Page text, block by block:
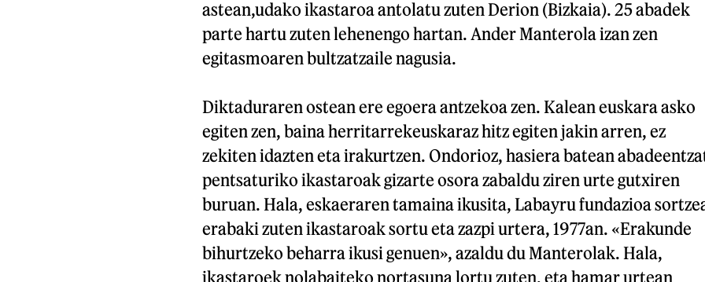
astean,udako ikastaroa antolatu zuten Derion (Bizkaia). 25 abadek
parte hartu zuten lehenengo hartan. Ander Manterola izan zen
egitasmoaren bultzatzaile nagusia.
Diktaduraren ostean ere egoera antzekoa zen. Kalean euskara asko
egiten zen, baina herritarrekeuskaraz hitz egiten jakin arren, ez
zekiten idazten eta irakurtzen. Ondorioz, hasiera batean
pentsaturiko ikastaroak gizarte osora zabaldu ziren urte gutxiren
buruan. Hala, eskaeraren tamaina ikusita, Labayru fundazioa
erabaki zuten ikastaroak sortu eta zazpi urtera, 1977an. «Erakunde
bihurtzeko beharra ikusi genuen», azaldu du Manterolak. Hala,
ikastaroek nolabaiteko nortasuna lortu zuten, eta hamar urtean